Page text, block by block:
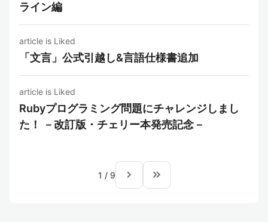
ライン編
article is Liked
「文言」公式引越し&言語仕様書追加
article is Liked
Rubyプログラミング問題にチャレンジしまし
た！ －改訂版・チェリー本発売記念－
1 / 9 navigate_next keyboard_double_arrow_right